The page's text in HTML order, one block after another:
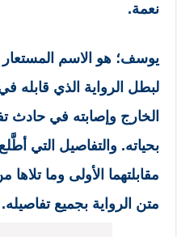
نعمة.
يوسف؛ هو الاسم المستعار
لبطل الرواية الذي قابله
الخارج وإصابته في حادث
بحياته. والتفاصيل التي
مقابلتهما الأولى وما
متن الرواية بجميع تفاصيله.